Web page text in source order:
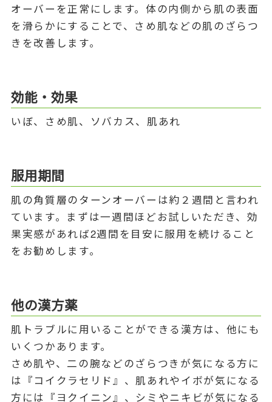
オーバーを正常にします。体の内側から肌の表面
を滑らかにすることで、さめ肌などの肌のざらつ
きを改善します。
効能・効果
いぼ、さめ肌、ソバカス、肌あれ
服用期間
肌の角質層のターンオーバーは約２週間と言われ
ています。まずは一週間ほどお試しいただき、効
果実感があれば2週間を目安に服用を続けること
をお勧めします。
他の漢方薬
肌トラブルに用いることができる漢方は、他にも
いくつかあります。
さめ肌や、二の腕などのざらつきが気になる方に
は『コイクラセリド』、肌あれやイボが気になる
方には『ヨクイニン』、シミやニキビが気になる